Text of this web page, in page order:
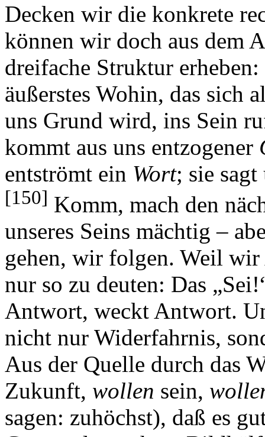
Decken wir die konkrete
können wir doch aus dem
dreifache Struktur
äußerstes Wohin, das sich
uns Grund wird, ins Sein
kommt aus uns entzogener
entströmt ein Wort; sie
[150] Komm, mach den
unseres Seins mächtig –
gehen, wir folgen. Weil wir
nur so zu deuten: Das
Antwort, weckt Antwort.
nicht nur Widerfahrnis,
Aus der Quelle durch das
Zukunft, wollen sein,
sagen: zuhöchst), daß es